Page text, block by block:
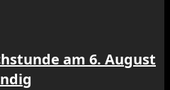
am 6. August